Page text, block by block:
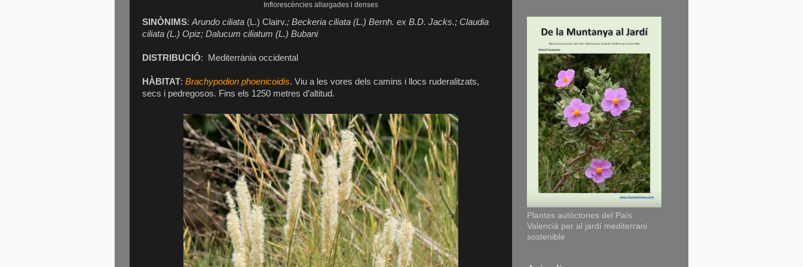
Inflorescències allargades i denses
SINÒNIMS: Arundo ciliata (L.) Clairv.; Beckeria ciliata (L.) Bernh. ex B.D. Jacks.; Claudia
ciliata (L.) Opiz; Dalucum ciliatum (L.) Bubani
DISTRIBUCIÓ: Mediterrània occidental
HÀBITAT: Brachypodion phoenicoidis. Viu a les vores dels camins i llocs ruderalitzats,
secs i pedregosos. Fins els 1250 metres d’altitud.
Plantes autòctones del País
Valencià per al jardí mediterrani
sostenible